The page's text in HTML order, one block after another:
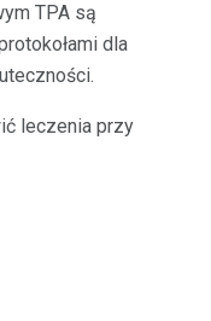
TPA są
dla
leczenia przy